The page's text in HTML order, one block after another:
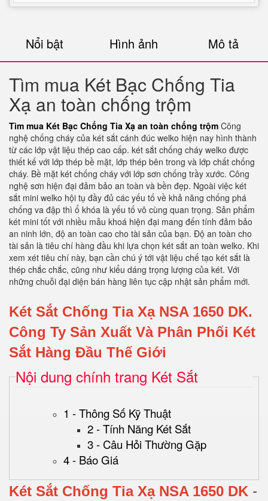
Nổi bật Hình ảnh Mô tả
Tìm mua Két Bạc Chống Tia
Xạ an toàn chống trộm
Tìm mua Két Bạc Chống Tia Xạ an toàn chống trộm Công
nghệ chống cháy của két sắt cánh đúc welko hiện nay hình thành
từ các lớp vật liệu thép cao cấp. két sắt chống cháy welko được
thiết kế với lớp thép bề mặt, lớp thép bên trong và lớp chất chống
cháy. Bề mặt két chống cháy với lớp sơn chống trầy xước. Công
nghệ sơn hiện đại đảm bảo an toàn và bền đẹp. Ngoài việc két
sắt mini welko hội tụ đầy đủ các yếu tố về khả năng chống phá
chống va đập thì ổ khóa là yếu tố vô cùng quan trọng. Sản phẩm
két mini tốt với nhiều mẫu khoá hiện đại mang đến tính đảm bảo
an ninh lớn, độ an toàn cao cho tài sản của bạn. Độ an toàn cho
tài sản là tiêu chí hàng đầu khi lựa chọn két sắt an toàn welko. Khi
xem xét tiêu chí này, bạn cần chú ý tới vật liệu chế tạo két sắt là
thép chắc chắc, cũng như kiểu dáng trọng lượng của két. Với
những chuỗi đại diện bán hàng liên tục cập nhật sản phẩm mới.
Két Sắt Chống Tia Xạ NSA 1650 DK.
Công Ty Sản Xuất Và Phân Phối Két
Sắt Hàng Đầu Thế Giới
Nội dung chính trang Két Sắt
1 - Thông Số Kỹ Thuật
2 - Tính Năng Két Sắt
3 - Câu Hỏi Thường Gặp
4 - Báo Giá
Két Sắt Chống Tia Xạ NSA 1650 DK -